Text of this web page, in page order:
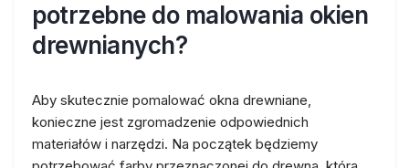
potrzebne do malowania okien
drewnianych?
Aby skutecznie pomalować okna drewniane,
konieczne jest zgromadzenie odpowiednich
materiałów i narzędzi. Na początek będziemy